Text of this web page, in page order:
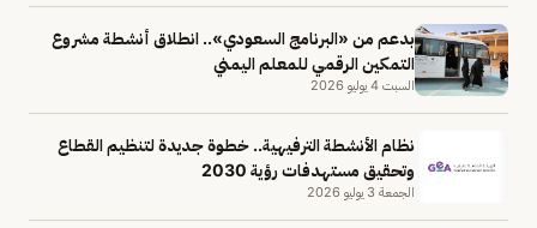
بدعم من «البرنامج السعودي».. انطلاق أنشطة مشروع
التمكين الرقمي للمعلم اليمني
السبت 4 يوليو 2026
نظام الأنشطة الترفيهية.. خطوة جديدة لتنظيم القطاع
وتحقيق مستهدفات رؤية 2030
الجمعة 3 يوليو 2026